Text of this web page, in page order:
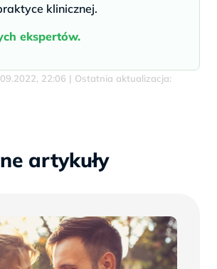
klinicznej.
ekspertów.
22:06 | Ostatnia aktualizacja:
artykuły